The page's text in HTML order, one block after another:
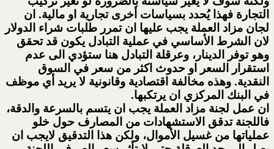
التجارة فهذا يُحدد بسياسات أخرى تجارية او مالية. ان
لجان مزاد العملة يجب عليها ان تمرر طلبات شراء الدولار
لان الشرط الأساسي في عملية التبادل يكون قد تحقق
وهو توفر الدينار، وعرقلة التبادل هنا ستؤدي الى عدم
استقرار السعر او حدوث اكثر من سعر في السوق
النقدية. وهذه مخالفة اقتصادية وقانونية لا يريد أي موظف
في البنك المركزي ان يرتكبها.
ان عمل لجنة مزاد العملة يجب ان يتسم بالسرعة والدقة،
فاللجنة تدقق الاستشهادات من المصارف حول خلو
عملياتها من غسيل الأموال، ولكن هذا التدقيق لايجب ان